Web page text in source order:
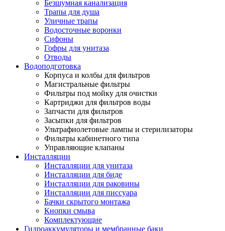
Безшумная канализация
Трапы для душа
Уличные трапы
Водосточные воронки
Сифоны
Гофры для унитаза
Отводы
Водоподготовка
Корпуса и колбы для фильтров
Магистральные фильтры
Фильтры под мойку для очистки
Картриджи для фильтров воды
Запчасти для фильтров
Засыпки для фильтров
Ультрафиолетовые лампы и стерилизаторы
Фильтры кабинетного типа
Управляющие клапаны
Инсталляции
Инсталляции для унитаза
Инсталляции для биде
Инсталляции для раковины
Инсталляции для писсуара
Бачки скрытого монтажа
Кнопки смыва
Комплектующие
Гидроаккумуляторы и мембранные баки